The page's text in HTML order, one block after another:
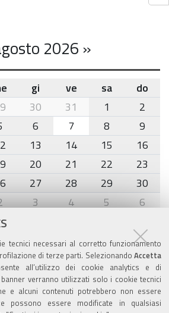
tecnici necessari al corretto funzionamento
di terze parti. Selezionando Accetta
all’utilizzo dei cookie analytics e di
verranno utilizzati solo i cookie tecnici
e alcuni contenuti potrebbero non essere
possono essere modificate in qualsiasi
2026 »
gi ve sa
do
30 31 1
2
6 7 8
9
13 14 15
16
20 21 22
23
27 28 29
30
3 4 5 6